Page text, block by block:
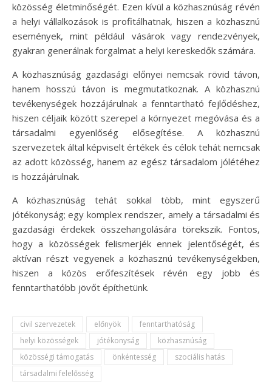
közösség életminőségét. Ezen kívül a közhasznúság révén
a helyi vállalkozások is profitálhatnak, hiszen a közhasznú
események, mint például vásárok vagy rendezvények,
gyakran generálnak forgalmat a helyi kereskedők számára.
A közhasznúság gazdasági előnyei nemcsak rövid távon,
hanem hosszú távon is megmutatkoznak. A közhasznú
tevékenységek hozzájárulnak a fenntartható fejlődéshez,
hiszen céljaik között szerepel a környezet megóvása és a
társadalmi egyenlőség elősegítése. A közhasznú
szervezetek által képviselt értékek és célok tehát nemcsak
az adott közösség, hanem az egész társadalom jólétéhez
is hozzájárulnak.
A közhasznúság tehát sokkal több, mint egyszerű
jótékonyság; egy komplex rendszer, amely a társadalmi és
gazdasági érdekek összehangolására törekszik. Fontos,
hogy a közösségek felismerjék ennek jelentőségét, és
aktívan részt vegyenek a közhasznú tevékenységekben,
hiszen a közös erőfeszítések révén egy jobb és
fenntarthatóbb jövőt építhetünk.
civil szervezetek előnyök
fenntarthatóság
helyi közösségek
jótékonyság
közhasznúság
közösségi támogatás
önkéntesség
szociális hatás
társadalmi felelősség